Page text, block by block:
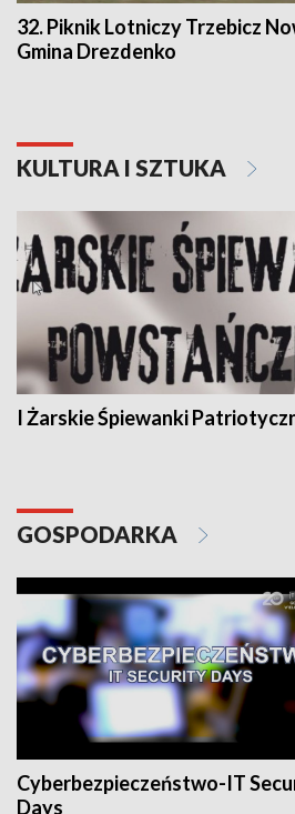
32. Piknik Lotniczy Trzebicz
Gmina Drezdenko
KULTURA I SZTUKA
I Żarskie Śpiewanki
GOSPODARKA
Cyberbezpieczeństwo-IT
Days